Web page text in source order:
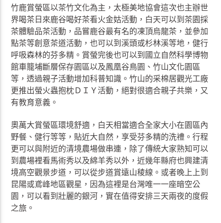
竹鹿賞螢區以茶竹文化為主，太極美地協會這次也主辦世
界喝茶日來鹿谷喝好茶看火金姑活動，白天可以到茶園採
茶體驗品茶活動，品嘗鹿谷最有名的凍頂烏龍茶，並參加
點茶等創意茶道活動，也可以到溪頭或杉林溪等地，健行
呼吸森林的芬多精。賞螢完後也可以到國立自然科學博物
館車籠埔斷層保存園區以及鳳凰谷鳥園、竹山文化園區
等，透過親子活動增加科普知識。竹山的采棉居觀光工廠
更推出螢火蟲抱枕ＤＩＹ活動，絕對很適合親子共樂，又
有教育意義。
奧萬大賞螢區環境舒適，白天相當適合全家大小在園區內
野餐、健行等等，貼近大自然，享受芬多精的洗禮。行程
更可以與附近的清境農場做串連，除了傳統大家熟知可以
到農場裡看馬術秀以及綿羊秀以外，近幾年縣府也興建清
境高空觀景步道，可以從步道賞遠山稜線。或者晚上上到
昆陽或鳶峰地區觀星，因為這裡是台灣唯一一座暗空公
園，可以看到壯麗的銀河，實在值得安排三天兩夜的度假
之旅。